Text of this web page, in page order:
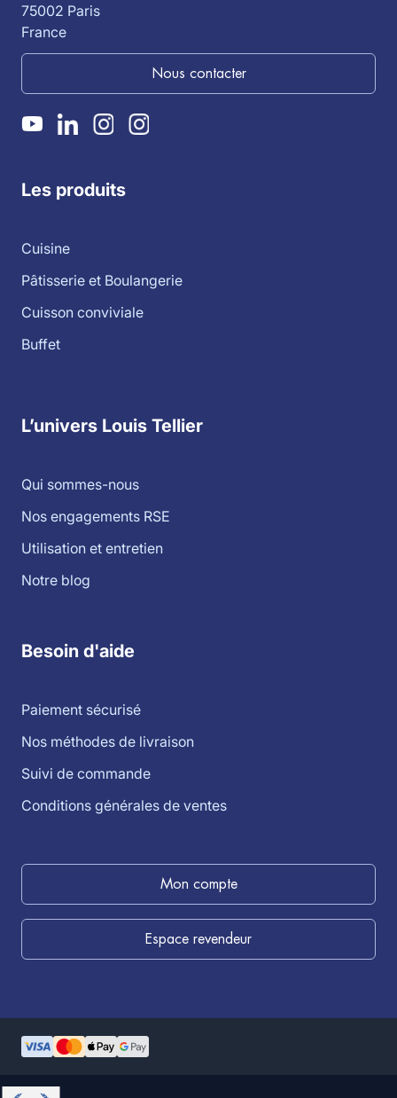
75002 Paris
France
Nous contacter
Les produits
Cuisine
Pâtisserie et Boulangerie
Cuisson conviviale
Buffet
L’univers Louis Tellier
Qui sommes-nous
Nos engagements RSE
Utilisation et entretien
Notre blog
Besoin d'aide
Paiement sécurisé
Nos méthodes de livraison
Suivi de commande
Conditions générales de ventes
Mon compte
Espace revendeur